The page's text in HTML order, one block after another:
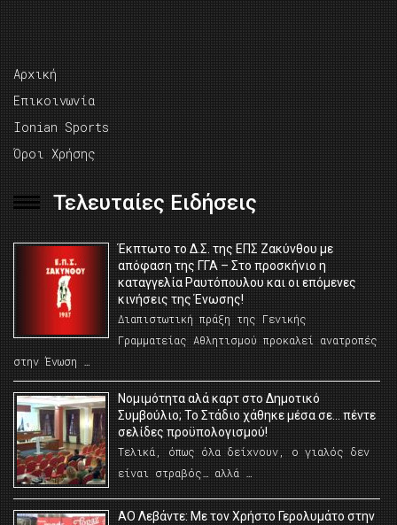
Αρχική
Επικοινωνία
Ionian Sports
Όροι Χρήσης
Τελευταίες Ειδήσεις
Έκπτωτο το Δ.Σ. της ΕΠΣ Ζακύνθου με
απόφαση της ΓΓΑ – Στο προσκήνιο η
καταγγελία Ραυτόπουλου και οι επόμενες
κινήσεις της Ένωσης!
Διαπιστωτική πράξη της Γενικής
Γραμματείας Αθλητισμού προκαλεί ανατροπές
στην Ένωση …
Νομιμότητα αλά καρτ στο Δημοτικό
Συμβούλιο; Το Στάδιο χάθηκε μέσα σε… πέντε
σελίδες προϋπολογισμού!
Τελικά, όπως όλα δείχνουν, ο γιαλός δεν
είναι στραβός… αλλά …
ΑΟ Λεβάντε: Με τον Χρήστο Γερολυμάτο στην